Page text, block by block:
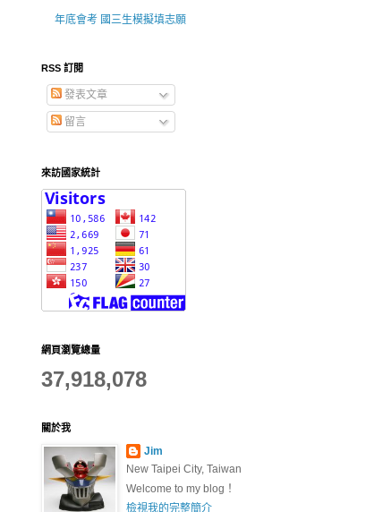
年底會考 國三生模擬填志願
RSS 訂閱
發表文章
留言
來訪國家統計
網頁瀏覽總量
37,918,078
關於我
Jim
New Taipei City, Taiwan
Welcome to my blog！
檢視我的完整簡介